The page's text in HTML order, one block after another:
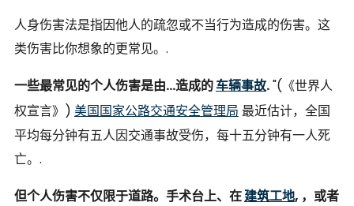
人身伤害法是指因他人的疏忽或不当行为造成的伤害。这
类伤害比你想象的更常见。.
一些最常见的个人伤害是由...造成的车辆事故."(《世界人
权宣言》) 美国国家公路交通安全管理局 最近估计，全国
平均每分钟有五人因交通事故受伤，每十五分钟有一人死
亡。.
但个人伤害不仅限于道路。手术台上、在建筑工地, ，或者